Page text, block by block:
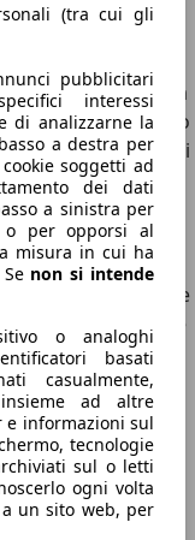
(tra cui gli
pubblicitari
interessi
di analizzarne la
a destra per
soggetti ad
dei dati
a sinistra per
o per opporsi al
misura in cui ha
non si intende
o analoghi
basati
casualmente,
ad altre
e informazioni sul
tecnologie
sul o letti
ogni volta
a un sito web, per
la possibilità
se si confronta
Non mancano
simili
comunque,
silenziosa, ma non
punta su comfort e
il piacere di guida e
per cercare il
sulle vetture
per essere
più grandi,
città. Le versioni
pronte
più lineare di